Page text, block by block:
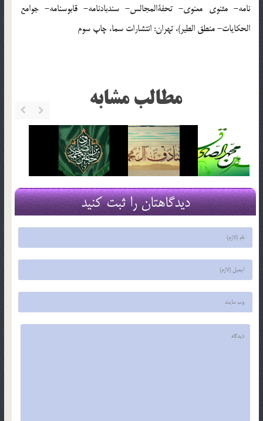
نامه- مثنوی معنوی- تحفةالمجالس- سندبادنامه- قابوسنامه- جوامع
الحکایات- منطق الطیر)، تهران: انتشارات سما، چاپ سوم
مطالب مشابه
دیدگاهتان را ثبت کنید